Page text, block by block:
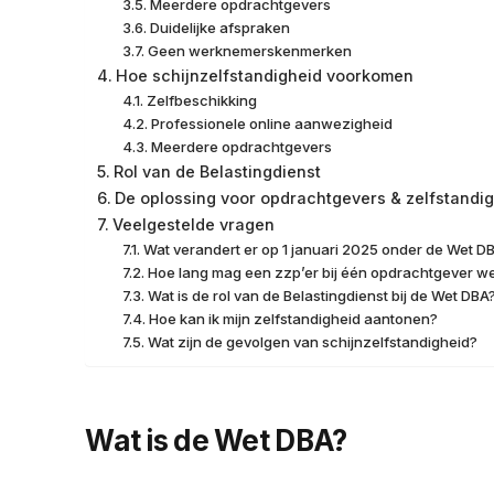
Meerdere opdrachtgevers
Duidelijke afspraken
Geen werknemerskenmerken
Hoe schijnzelfstandigheid voorkomen
Zelfbeschikking
Professionele online aanwezigheid
Meerdere opdrachtgevers
Rol van de Belastingdienst
De oplossing voor opdrachtgevers &
Veelgestelde vragen
Wat verandert er op 1 januari 2025 onder de Wet
Hoe lang mag een zzp’er bij één opdrachtgever
Wat is de rol van de Belastingdienst bij de Wet DBA?
Hoe kan ik mijn zelfstandigheid aantonen?
Wat zijn de gevolgen van schijnzelfstandigheid?
Wat is de Wet DBA?